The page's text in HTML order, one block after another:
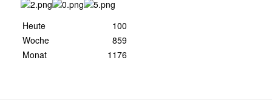
Heute
100
Woche
859
Monat
1176